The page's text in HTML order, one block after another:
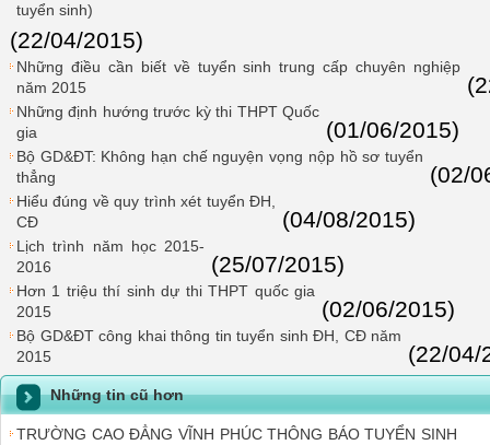
tuyển sinh)
(22/04/2015)
Những điều cần biết về tuyển sinh trung cấp chuyên nghiệp
năm 2015
Những định hướng trước kỳ thi THPT Quốc
gia
(01/06/2015)
Bộ GD&ĐT: Không hạn chế nguyện vọng nộp hồ sơ tuyển
thẳng
(02/
Hiểu đúng về quy trình xét tuyển ĐH,
CĐ
(04/08/2015)
Lịch trình năm học 2015-
2016
(25/07/2015)
Hơn 1 triệu thí sinh dự thi THPT quốc gia
2015
(02/06/2015)
Bộ GD&ĐT công khai thông tin tuyển sinh ĐH, CĐ năm
2015
(22/04/
Những tin cũ hơn
TRƯỜNG CAO ĐẲNG VĨNH PHÚC THÔNG BÁO TUYỂN SINH